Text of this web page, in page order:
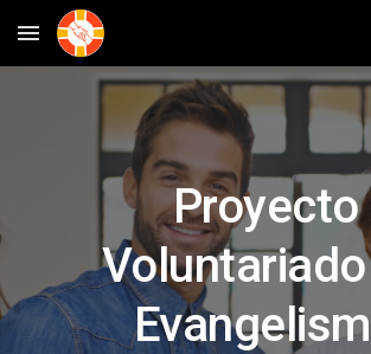
Skip to main content
Proyecto